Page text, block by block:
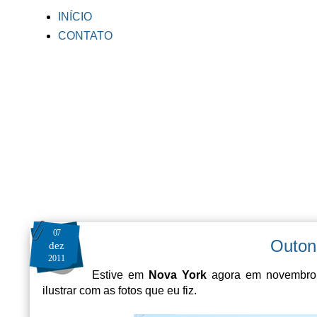
INÍCIO
CONTATO
07
dez
2011
Estive em Nova Yorkagora em
ilustrar com as fotos que eu fiz.